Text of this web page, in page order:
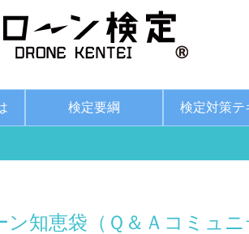
検定要綱 検定対策テ
ン知恵袋（Ｑ＆Ａコミュ